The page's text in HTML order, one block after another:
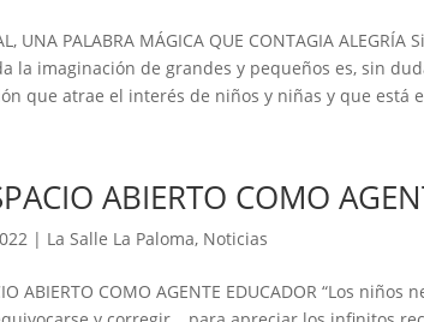
UNA PALABRA MÁGICA QUE CONTAGIA
la imaginación de grandes y pequeños es, sin
que atrae el interés de niños y niñas y que está
ABIERTO COMO
| La Salle La Paloma, Noticias
ABIERTO COMO AGENTE EDUCADOR “Los